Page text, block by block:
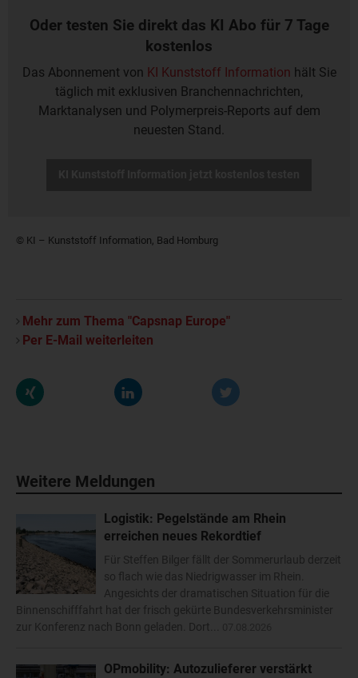
Oder testen Sie direkt das KI Abo für 7 Tage
kostenlos
Das Abonnement von KI Kunststoff Information hält Sie
täglich mit exklusiven Branchennachrichten,
Marktanalysen und Polymerpreis-Reports auf dem
neuesten Stand.
© KI – Kunststoff Information, Bad Homburg
Mehr zum Thema "Capsnap Europe"
Per E-Mail weiterleiten
Weitere Meldungen
Logistik: Pegelstände am Rhein
erreichen neues Rekordtief
Für Steffen Bilger fällt der Sommerurlaub derzeit
so flach wie das Niedrigwasser im Rhein.
Angesichts der dramatischen Situation für die
Binnenschifffahrt hat der frisch gekürte Bundesverkehrsminister
zur Konferenz nach Bonn geladen. Dort...
OPmobility: Autozulieferer verstärkt